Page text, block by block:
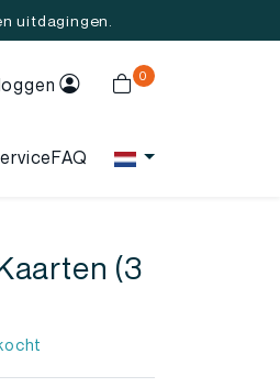
uitdagingen.
0
FAQ
(3